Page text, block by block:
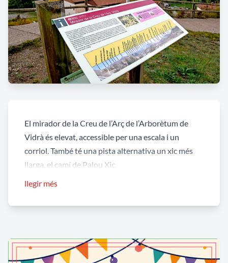
El mirador de la Creu de l’Arç de l’Arborètum de
Vidrà és elevat, accessible per una escala i un
corriol. També té una pista alternativa un xic més
llarga, el camí de Palou Xic.
magnífica vista sobre el poble, el congost de forat
llegir més